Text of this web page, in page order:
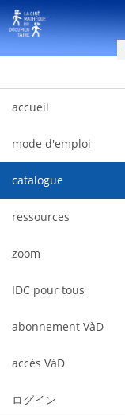
内容へスキップ
accueil
mode d'emploi
catalogue
ressources
zoom
IDC pour tous
abonnement VàD
accès VàD
ログイン